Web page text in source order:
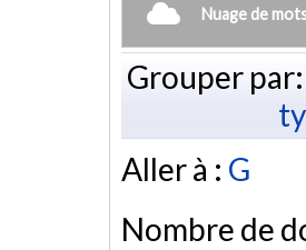
Nuage de
Grouper par:
Aller à : G
Nombre de